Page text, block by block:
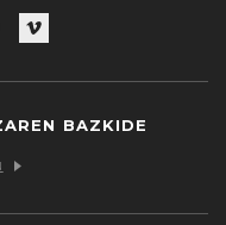
BAZKIDE